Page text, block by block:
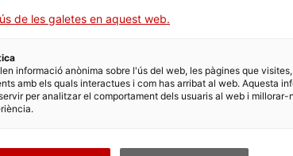
Premi ICIP 2014
de les galetes en aquest web.
informació anònima sobre l'ús del web, les pàgines que
amb els quals interactues i com has arribat al web. Aquesta
per analitzar el comportament dels usuaris al web i millorar-